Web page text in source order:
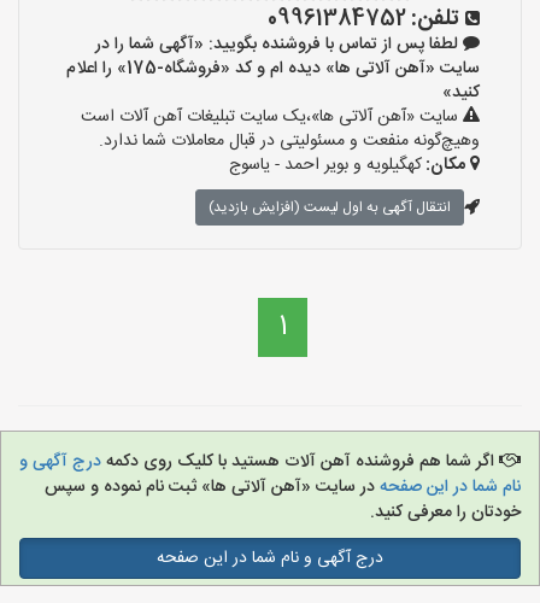
تلفن:09961384752
لطفا پس از تماس با فروشنده بگویید: «آگهی شما را در
سایت «آهن آلاتی ها» دیده ام و کد «فروشگاه-175» را اعلام
کنید»
سایت «آهن آلاتی ها»،یک سایت تبلیغات آهن آلات است
وهیچ‌گونه منفعت و مسئولیتی در قبال معاملات شما ندارد.
مکان:کهگیلویه و بویر احمد - یاسوج
انتقال آگهی به اول لیست (افزایش بازدید)
1
اگر شما هم فروشنده آهن آلات هستید با کلیک روی دکمهدرج آگهی و
نام شما در این صفحهدر سایت «آهن آلاتی ها» ثبت نام نموده و سپس
خودتان را معرفی کنید.
درج آگهی و نام شما در این صفحه